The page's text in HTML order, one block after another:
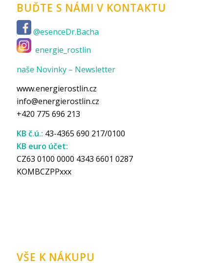
BUĎTE S NÁMI V KONTAKTU
@esenceDr.Bacha
energie_rostlin
naše Novinky – Newsletter
www.energierostlin.cz
info@energierostlin.cz
+420 775 696 213
KB č.ú.: 43-4365 690 217/0100
KB euro účet:
CZ63 0100 0000 4343 6601 0287
KOMBCZPPxxx
VŠE K NÁKUPU